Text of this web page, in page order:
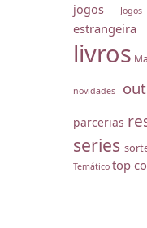
jogos
estrangeira
livros
novidades
parcerias
series
Temático top